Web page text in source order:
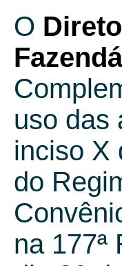
O
uso das
inciso X
do
na 177ª